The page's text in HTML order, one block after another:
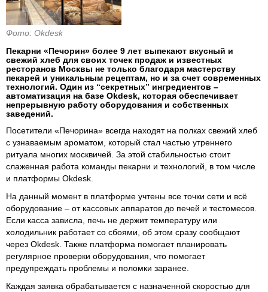
Фото: Okdesk
Пекарни «Печорин» более 9 лет выпекают вкусный и
свежий хлеб для своих точек продаж и известных
ресторанов Москвы не только благодаря мастерству
пекарей и уникальным рецептам, но и за счет современных
технологий. Один из “секретных” ингредиентов –
автоматизация на базе Okdesk, которая обеспечивает
непрерывную работу оборудования и собственных
заведений.
Посетители «Печорина» всегда находят на полках свежий хлеб
с узнаваемым ароматом, который стал частью утреннего
ритуала многих москвичей. За этой стабильностью стоит
слаженная работа команды пекарни и технологий, в том числе
и платформы Okdesk.
На данный момент в платформе учтены все точки сети и всё
оборудование – от кассовых аппаратов до печей и тестомесов.
Если касса зависла, печь не держит температуру или
холодильник работает со сбоями, об этом сразу сообщают
через Okdesk. Также платформа помогает планировать
регулярное проверки оборудования, что помогает
предупреждать проблемы и поломки заранее.
Каждая заявка обрабатывается с назначенной скоростью для